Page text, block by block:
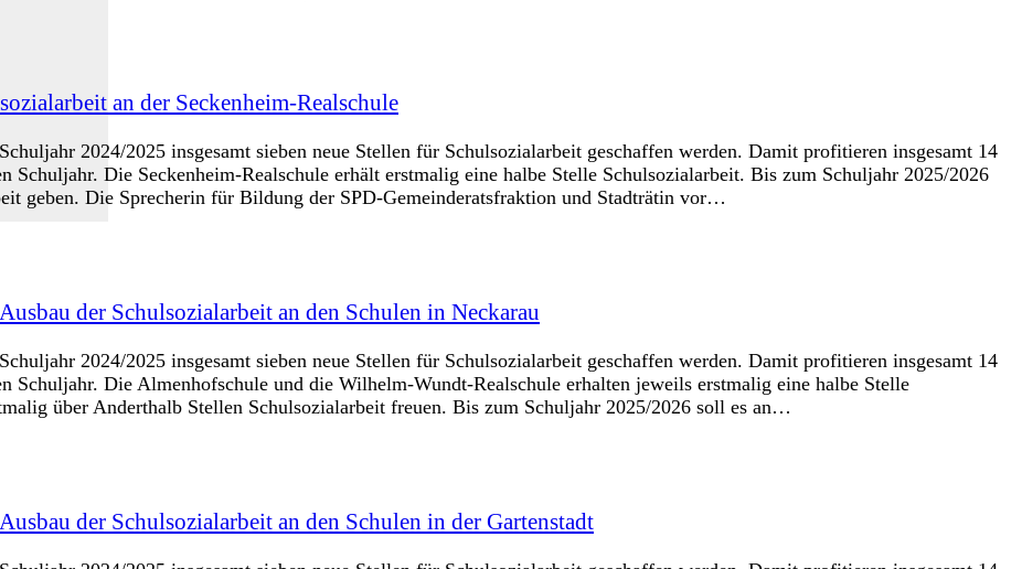
an der Seckenheim-Realschule
2024/2025 insgesamt sieben neue Stellen für Schulsozialarbeit geschaffen werden. Damit profitieren insgesamt 14
Schuljahr. Die Seckenheim-Realschule erhält erstmalig eine halbe Stelle Schulsozialarbeit. Bis zum Schuljahr 2025/2026
geben. Die Sprecherin für Bildung der SPD-Gemeinderatsfraktion und Stadträtin vor…
der Schulsozialarbeit an den Schulen in Neckarau
2024/2025 insgesamt sieben neue Stellen für Schulsozialarbeit geschaffen werden. Damit profitieren insgesamt 14
Schuljahr. Die Almenhofschule und die Wilhelm-Wundt-Realschule erhalten jeweils erstmalig eine halbe Stelle
über Anderthalb Stellen Schulsozialarbeit freuen. Bis zum Schuljahr 2025/2026 soll es an…
der Schulsozialarbeit an den Schulen in der Gartenstadt